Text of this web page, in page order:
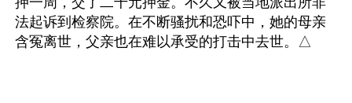
法起诉到检察院。在不断骚扰和恐吓中，她的母亲